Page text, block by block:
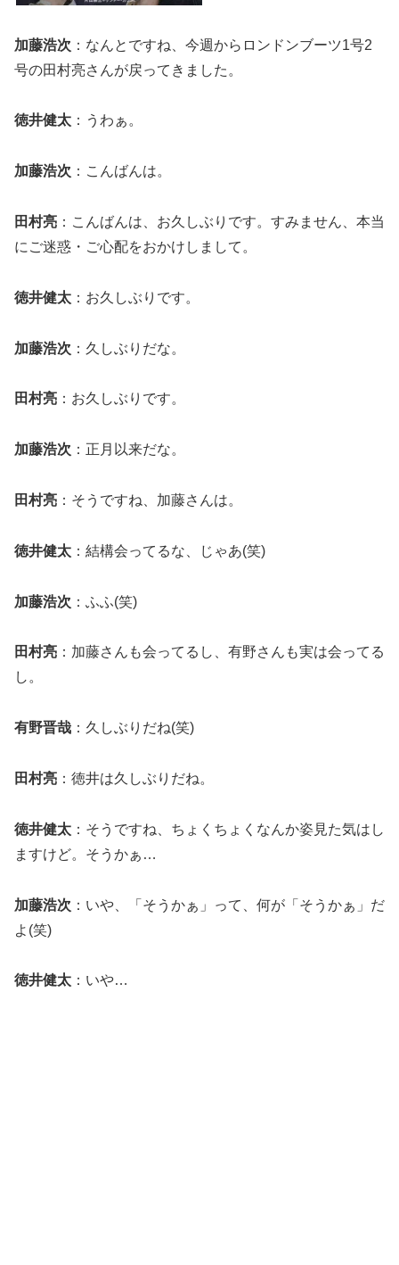
加藤浩次 ：なんとですね、今週からロンドンブーツ1号2
号の田村亮さんが戻ってきました。
徳井健太 ：うわぁ。
加藤浩次 ：こんばんは。
田村亮 ：こんばんは、お久しぶりです。すみません、本当
にご迷惑・ご心配をおかけしまして。
徳井健太 ：お久しぶりです。
加藤浩次 ：久しぶりだな。
田村亮 ：お久しぶりです。
加藤浩次 ：正月以来だな。
田村亮 ：そうですね、加藤さんは。
徳井健太 ：結構会ってるな、じゃあ(笑)
加藤浩次 ：ふふ(笑)
田村亮 ：加藤さんも会ってるし、有野さんも実は会ってる
し。
有野晋哉 ：久しぶりだね(笑)
田村亮 ：徳井は久しぶりだね。
徳井健太 ：そうですね、ちょくちょくなんか姿見た気はし
ますけど。そうかぁ…
加藤浩次 ：いや、「そうかぁ」って、何が「そうかぁ」だ
よ(笑)
徳井健太 ：いや…